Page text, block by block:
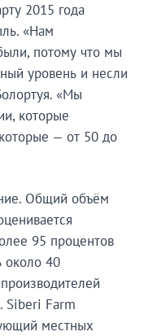
2015 года
«Нам
потому что мы
уровень и несли
«Мы
которые
— от 50 до
Общий объём
95 процентов
около 40
Siberi Farm
местных